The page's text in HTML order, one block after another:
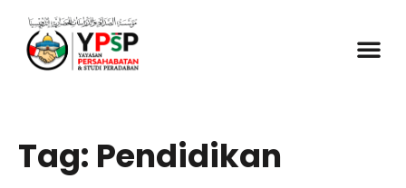
Tag: Pendidikan